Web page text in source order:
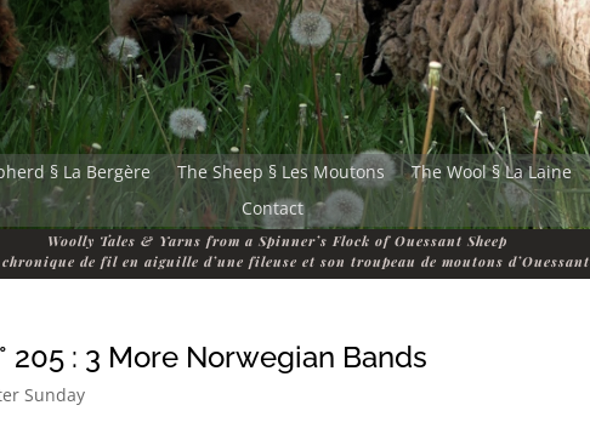
§ La Bergère The Sheep § Les Moutons The Wool § La Laine
Contact
Woolly Tales & Yarns from a Spinner’s Flock of Ouessant Sheep
chronique de fil en aiguille d’une fileuse et son troupeau de moutons d’Ouessant
205 : 3 More Norwegian Bands
Sunday